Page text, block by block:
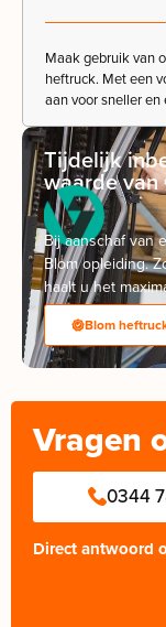
Maak gebruik van
heftruck. Met een
aan voor sneller
Tijdelijk
waarde
Bij aanschaf van
Blom opleiding.
haalt u het
Blom
Vragen
0344
Direct antwoord